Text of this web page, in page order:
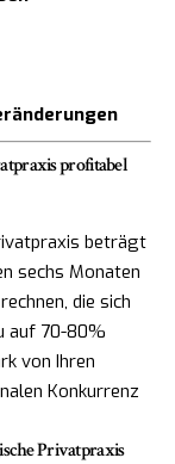
profitabel
beträgt
sechs Monaten
die sich
auf 70-80%
von Ihren
Konkurrenz
Privatpraxis